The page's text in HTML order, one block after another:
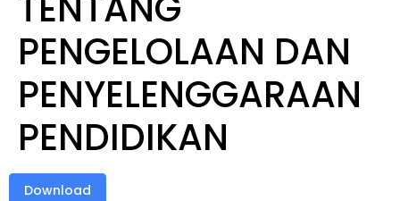
PENGELOLAAN DAN
PENYELENGGARAAN
PENDIDIKAN
Download